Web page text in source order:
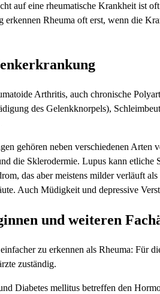
auf eine rheumatische Krankheit ist
erkennen Rheuma oft erst, wenn die
Arthritis, auch chronische
des Gelenkknorpels),
gehören neben verschiedenen
die Sklerodermie. Lupus kann
das aber meistens milder verläuft
Auch Müdigkeit und depressive
und weiteren
zu erkennen als Rheuma: Für
zuständig.
Diabetes mellitus betreffen den